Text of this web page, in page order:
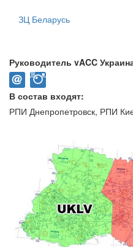
ЗЦ Беларусь
Руководитель vACC
В состав входят:
РПИ Днепропетровск, РПИ